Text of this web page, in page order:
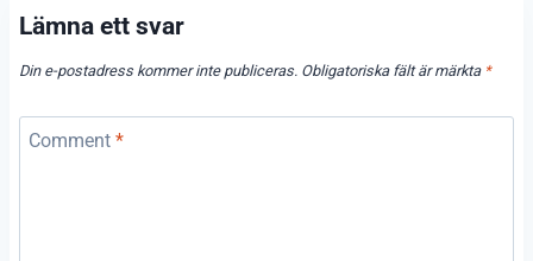
Lämna ett svar
Din e-postadress kommer inte publiceras. Obligatoriska fält är märkta *
Comment *